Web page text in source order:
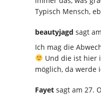
Typisch Mensch,
beautyjagd sagt
Ich mag die
Und die ist hier
möglich, da werde
Fayet sagt am 27.